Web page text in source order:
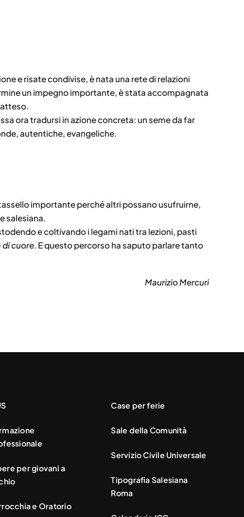
e risate condivise, è nata una rete di relazioni
un impegno importante, è stata accompagnata
ora tradursi in azione concreta: un seme da far
autentiche, evangeliche.
importante perché altri possano usufruirne,
salesiana.
e coltivando i legami nati tra lezioni, pasti
di cuore. E questo percorso ha saputo parlare tanto
Maurizio Mercuri
per giovani a
e Oratorio
Case per ferie
Sale della Comunità
Servizio Civile Universale
Tipografia Salesiana
Roma